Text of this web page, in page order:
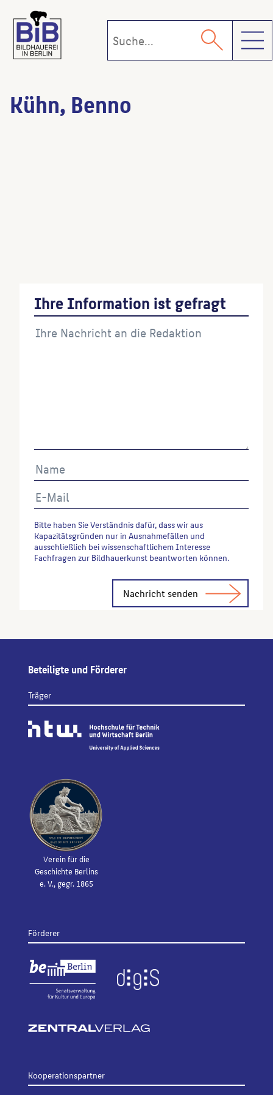
Kühn, Benno
Ihre Information ist gefragt
Bitte haben Sie Verständnis dafür, dass wir aus
Kapazitätsgründen nur in Ausnahmefällen und
ausschließlich bei wissenschaftlichem Interesse
Fachfragen zur Bildhauerkunst beantworten können.
Beteiligte und Förderer
Träger
Verein für die
Geschichte Berlins
e. V., gegr. 1865
Förderer
Kooperationspartner